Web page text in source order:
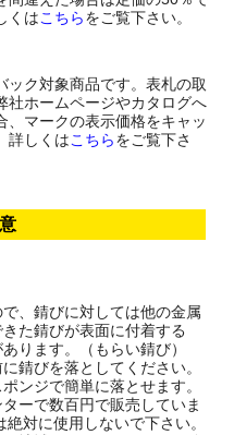
くはこちらをご覧下さい。
ック対象商品です。表札の取
社ホームページやカタログへ
、マークの表示価格をキャッ
詳しくはこちらをご覧下さ
、錆びに対しては他の金属
た錆びが表面に付着する
ります。（もらい錆び）
錆びを落としてください。
ンジで簡単に落とせます。
ーで数百円で販売していま
対に使用しないで下さい。